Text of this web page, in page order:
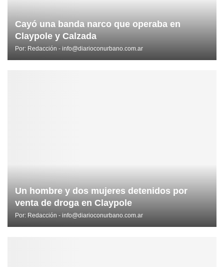
Cayó una banda narco que operaba en
Claypole y Calzada
Por: Redacción - info@diarioconurbano.com.ar
Un hombre y dos mujeres detenidos por
venta de droga en Claypole
Por: Redacción - info@diarioconurbano.com.ar